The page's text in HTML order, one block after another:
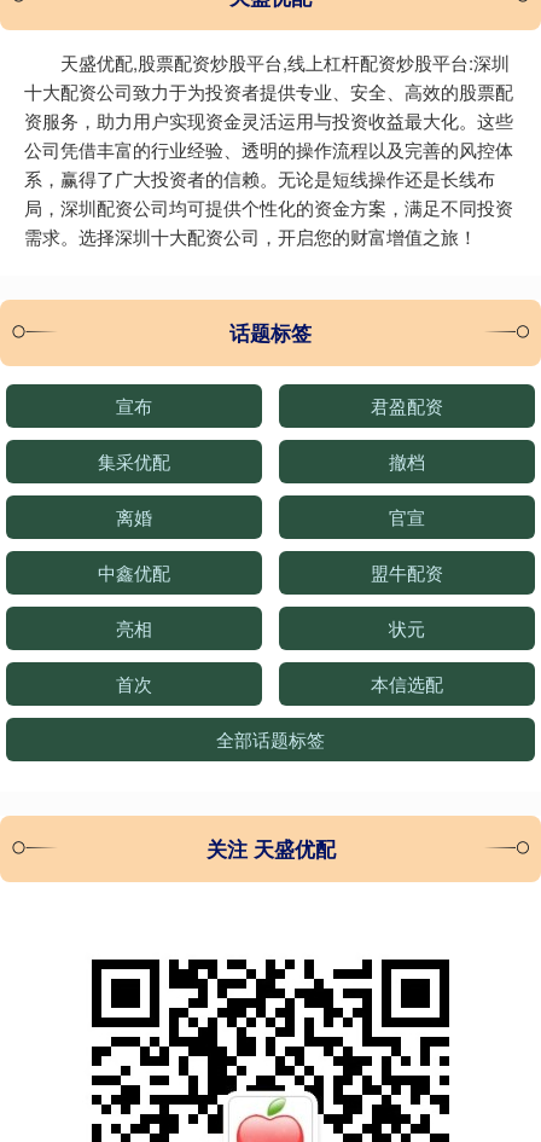
天盛优配,股票配资炒股平台,线上杠杆配资炒股平台:深圳
十大配资公司致力于为投资者提供专业、安全、高效的股票配
资服务，助力用户实现资金灵活运用与投资收益最大化。这些
公司凭借丰富的行业经验、透明的操作流程以及完善的风控体
系，赢得了广大投资者的信赖。无论是短线操作还是长线布
局，深圳配资公司均可提供个性化的资金方案，满足不同投资
需求。选择深圳十大配资公司，开启您的财富增值之旅！
话题标签
宣布 君盈配资
集采优配 撤档
离婚 官宣
中鑫优配 盟牛配资
亮相 状元
首次 本信选配
全部话题标签
关注 天盛优配